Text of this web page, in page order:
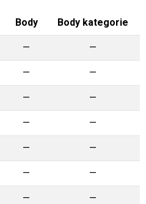
Body Body kategorie
— —
— —
— —
— —
— —
— —
— —